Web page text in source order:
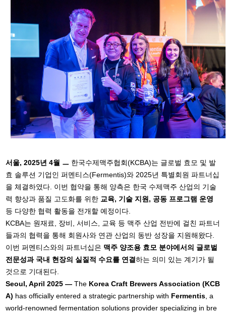
서울, 2025년 4월 ㅡ 한국수제맥주협회(KCBA)는 글로벌 효모 및 발
효 솔루션 기업인 퍼멘티스(Fermentis)와 2025년 특별회원 파트너십
을 체결하였다. 이번 협약을 통해 양측은 한국 수제맥주 산업의 기술
력 향상과 품질 고도화를 위한 교육, 기술 지원, 공동 프로그램 운영
등 다양한 협력 활동을 전개할 예정이다.
KCBA는 원재료, 장비, 서비스, 교육 등 맥주 산업 전반에 걸친 파트너
들과의 협력을 통해 회원사와 연관 산업의 동반 성장을 지원해왔다.
이번 퍼멘티스와의 파트너십은 맥주 양조용 효모 분야에서의 글로벌
전문성과 국내 현장의 실질적 수요를 연결하는 의미 있는 계기가 될
것으로 기대된다.
Seoul, April 2025 — The Korea Craft Brewers Association (KCB
A) has officially entered a strategic partnership with Fermentis , a
world-renowned fermentation solutions provider specializing in bre